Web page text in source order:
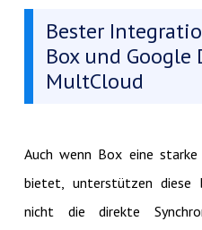
Bester
Box und Google
MultCloud
Auch wenn Box eine
bietet, unterstützen diese
nicht die direkte